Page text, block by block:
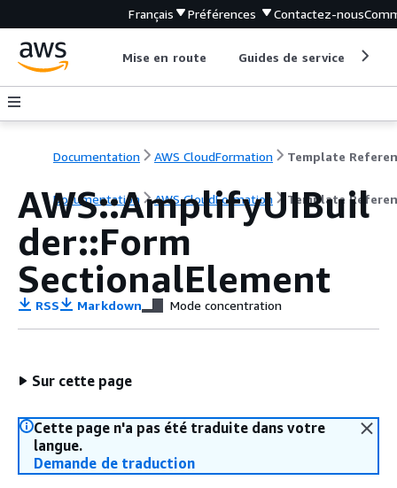
Français Préférences Contactez-nous
Mise en route Guides de service
Documentation AWS CloudFormation Template
Documentation AWS CloudFormation Template
AWS::AmplifyUIBuil
der::Form
SectionalElement
RSS Markdown Mode concentration
Sur cette page
Cette page n'a pas été traduite dans votre
langue.
Demande de traduction